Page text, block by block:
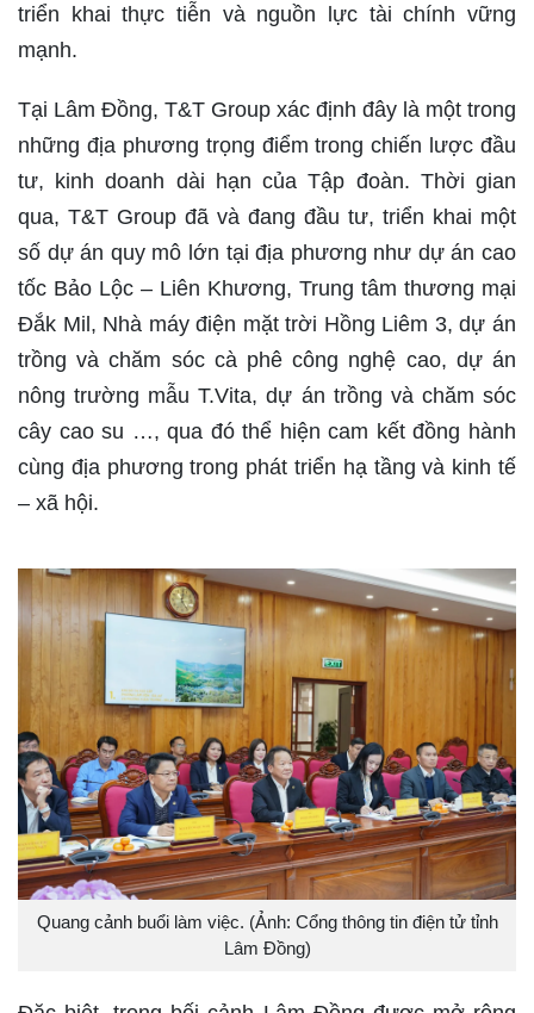
triển khai thực tiễn và nguồn lực tài chính vững
mạnh.
Tại Lâm Đồng, T&T Group xác định đây là một trong
những địa phương trọng điểm trong chiến lược đầu
tư, kinh doanh dài hạn của Tập đoàn. Thời gian
qua, T&T Group đã và đang đầu tư, triển khai một
số dự án quy mô lớn tại địa phương như dự án cao
tốc Bảo Lộc – Liên Khương, Trung tâm thương mại
Đắk Mil, Nhà máy điện mặt trời Hồng Liêm 3, dự án
trồng và chăm sóc cà phê công nghệ cao, dự án
nông trường mẫu T.Vita, dự án trồng và chăm sóc
cây cao su …, qua đó thể hiện cam kết đồng hành
cùng địa phương trong phát triển hạ tầng và kinh tế
– xã hội.
Quang cảnh buổi làm việc. (Ảnh: Cổng thông tin điện tử tỉnh
Lâm Đồng)